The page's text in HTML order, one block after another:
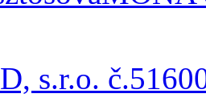
s.r.o.